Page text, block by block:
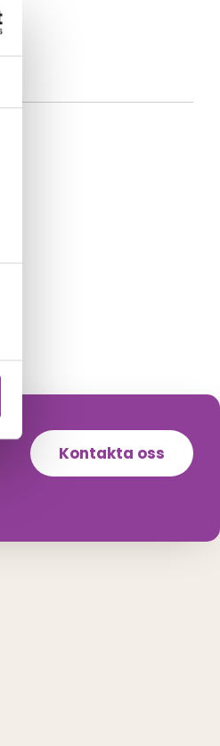
Kontakta oss